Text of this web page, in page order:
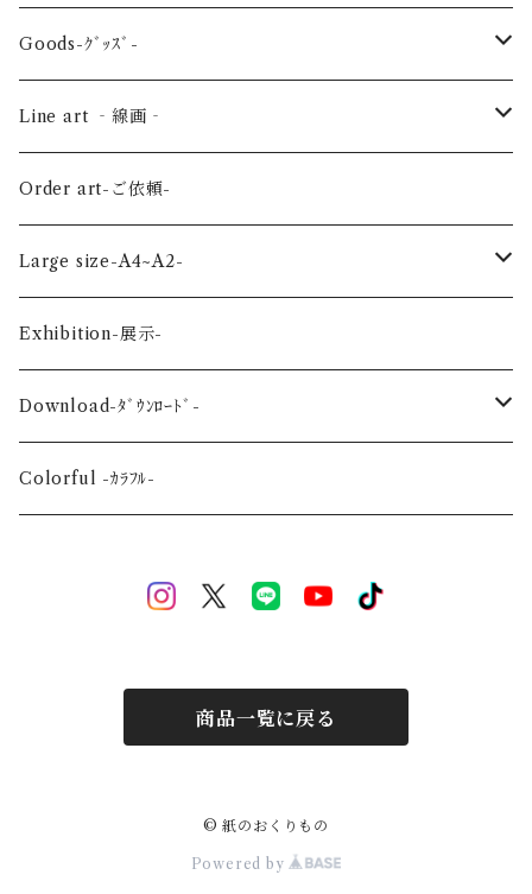
Sea-海の生き物-
Bird-鳥-
Land-陸の生き物-
Planet-惑星-
Flower-花-
Wedding-婚礼-
Event-祝祭-
Mother's Day
Spring-春-
Summer-夏-
Autumn-秋-
Winter-冬-
Goods-ｸﾞｯｽﾞ-
Key ring -ｷｰﾎﾙﾀﾞｰ
Art panel -ｱｰﾄﾊﾟﾈﾙ-
Acrylic figure -ｱｸﾘﾙﾌｨｷﾞｭｱ-
Line art ‐線画‐
Flower ‐花-
Mini -ミニ-
Okinawa-沖縄-
Order art-ご依頼-
Large size-A4~A2-
A4
A3
A2
Exhibition-展示-
Download-ﾀﾞｳﾝﾛｰﾄﾞ-
Alphabet-文字-
Colorful -ｶﾗﾌﾙ-
商品一覧に戻る
© 紙のおくりもの
Powered by